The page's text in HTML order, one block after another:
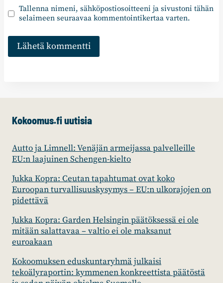
Tallenna nimeni, sähköpostiosoitteeni ja sivustoni tähän
selaimeen seuraavaa kommentointikertaa varten.
Kokoomus.fi uutisia
Autto ja Limnell: Venäjän armeijassa palvelleille
EU:n laajuinen Schengen-kielto
Jukka Kopra: Ceutan tapahtumat ovat koko
Euroopan turvallisuuskysymys – EU:n ulkorajojen on
pidettävä
Jukka Kopra: Garden Helsingin päätöksessä ei ole
mitään salattavaa – valtio ei ole maksanut
euroakaan
Kokoomuksen eduskuntaryhmä julkaisi
tekoälyraportin: kymmenen konkreettista päätöstä